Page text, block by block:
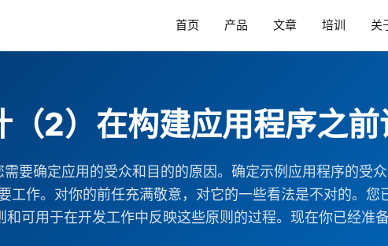
首页 产品 文章 培训 关
（2）在构建应用程序之
要确定应用的受众和目的的原因。确定示例应用程序的受
作。对你的前任充满敬意，对它的一些看法是不对的。您
可用于在开发工作中反映这些原则的过程。现在你已经准